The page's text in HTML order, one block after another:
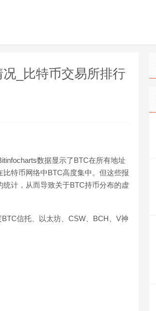
_比特币交易所排行
数据显示了BTC在所有地址
特币网络中BTC高度集中。但这些报
计，从而导致关于BTC持币分布的虚
信托、以太坊、CSW、BCH、V神